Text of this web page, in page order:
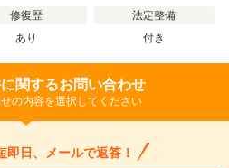
修復歴
あり
法定整備
付き
関するお問い合わせ
の内容を選択してください
即日、メールで返答！